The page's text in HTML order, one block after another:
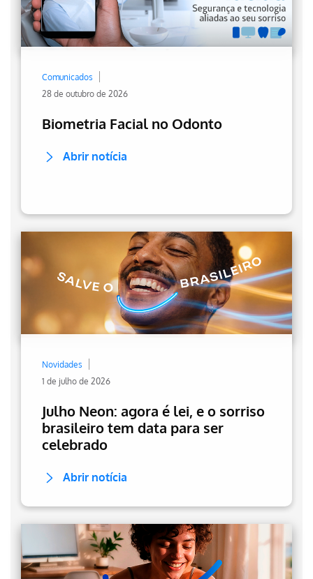
Comunicados
28 de outubro de 2026
Biometria Facial no Odonto
Abrir notícia
Novidades
1 de julho de 2026
Julho Neon: agora é lei, e o sorriso
brasileiro tem data para ser
celebrado
Abrir notícia